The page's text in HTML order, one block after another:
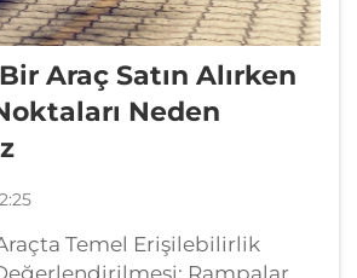
Araç Satın Alırken
Neden
Temel Erişilebilirlik
Rampalar